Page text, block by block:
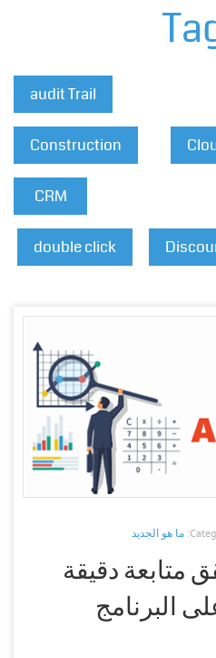
audit Trail
Construction
CRM
double click
ما هو الجديد
متابعة دقيقة
البرنامج